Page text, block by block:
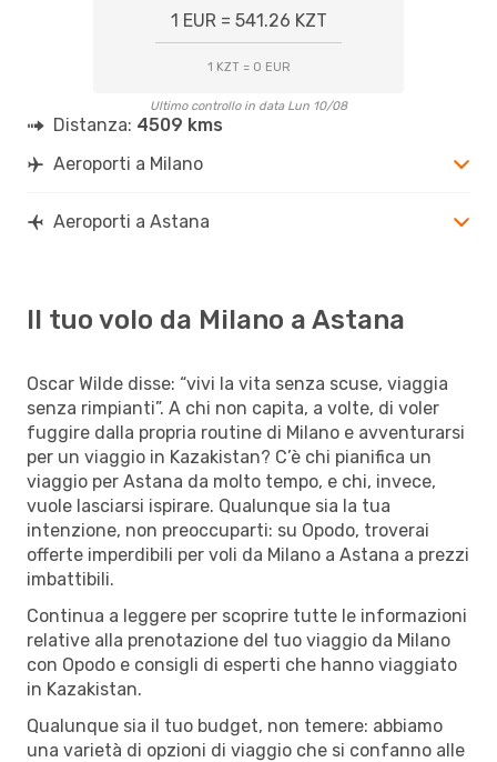
1 EUR = 541.26 KZT
1 KZT = 0 EUR
Ultimo controllo in data Lun 10/08
Distanza: 4509 kms
Aeroporti a Milano
Aeroporti a Astana
Il tuo volo da Milano a Astana
Oscar Wilde disse: “vivi la vita senza scuse, viaggia
senza rimpianti”. A chi non capita, a volte, di voler
fuggire dalla propria routine di Milano e avventurarsi
per un viaggio in Kazakistan? C’è chi pianifica un
viaggio per Astana da molto tempo, e chi, invece,
vuole lasciarsi ispirare. Qualunque sia la tua
intenzione, non preoccuparti: su Opodo, troverai
offerte imperdibili per voli da Milano a Astana a prezzi
imbattibili.
Continua a leggere per scoprire tutte le informazioni
relative alla prenotazione del tuo viaggio da Milano
con Opodo e consigli di esperti che hanno viaggiato
in Kazakistan.
Qualunque sia il tuo budget, non temere: abbiamo
una varietà di opzioni di viaggio che si confanno alle